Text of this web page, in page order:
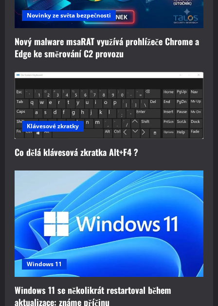
Novinky ze světa bezpečnosti
Nový malware msaRAT využívá prohlížeče Chrome a
Edge ke směrování C2 provozu
Klávesové zkratky
Co dělá klávesová zkratka Alt+F4 ?
Windows 11
Windows 11 se několikrát restartoval během
aktualizace: známe příčinu